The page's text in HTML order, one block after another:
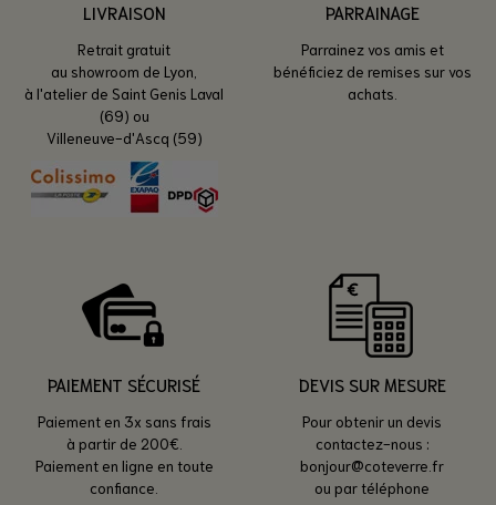
LIVRAISON
Retrait gratuit
au showroom de Lyon,
à l'atelier de Saint Genis Laval
(69) ou
Villeneuve-d'Ascq (59)
PARRAINAGE
Parrainez vos amis et
bénéficiez de remises sur vos
achats.
PAIEMENT SÉCURISÉ
Paiement en 3x sans frais
à partir de 200€.
Paiement en ligne en toute
confiance.
DEVIS SUR MESURE
Pour obtenir un devis
contactez-nous :
bonjour@coteverre.fr
ou par téléphone